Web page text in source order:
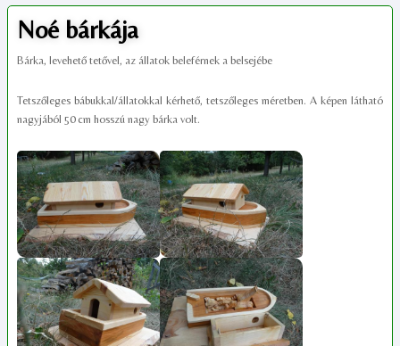
Noé bárkája
Bárka, levehető tetővel, az állatok beleférnek a belsejébe
Tetszőleges bábukkal/állatokkal kérhető, tetszőleges méretben. A képen látható
nagyjából 50 cm hosszú nagy bárka volt.